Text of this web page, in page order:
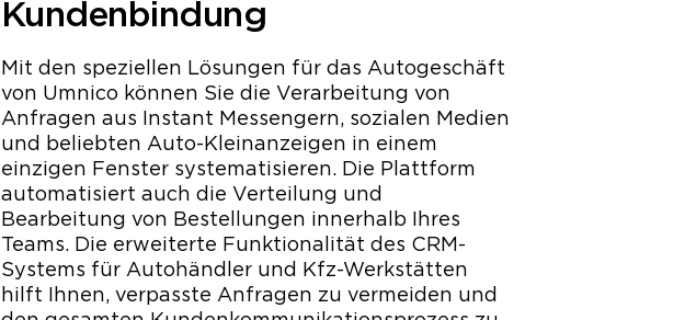
Kundenbindung
Mit den speziellen Lösungen für das Autogeschäft
von Umnico können Sie die Verarbeitung von
Anfragen aus Instant Messengern, sozialen Medien
und beliebten Auto-Kleinanzeigen in einem
einzigen Fenster systematisieren. Die Plattform
automatisiert auch die Verteilung und
Bearbeitung von Bestellungen innerhalb Ihres
Teams. Die erweiterte Funktionalität des CRM-
Systems für Autohändler und Kfz-Werkstätten
hilft Ihnen, verpasste Anfragen zu vermeiden und